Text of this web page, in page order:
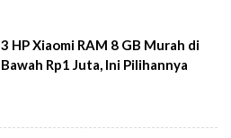
3 HP Xiaomi RAM 8 GB Murah di
Bawah Rp1 Juta, Ini Pilihannya